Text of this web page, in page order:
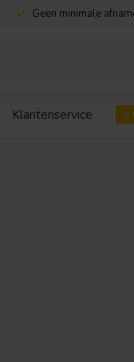
Geen minimale
Klantenservice >